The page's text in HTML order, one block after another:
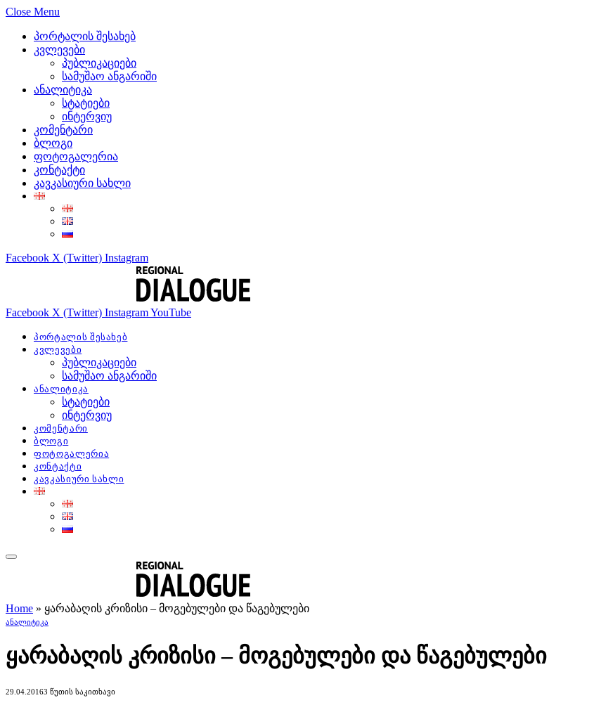
Close Menu
პორტალის შესახებ
კვლევები
პუბლიკაციები
სამუშაო ანგარიში
ანალიტიკა
სტატიები
ინტერვიუ
კომენტარი
ბლოგი
ფოტოგალერია
კონტაქტი
კავკასიური სახლი
Facebook X (Twitter) Instagram
Facebook X (Twitter) InstagramYouTube
პორტალის შესახებ
კვლევები
პუბლიკაციები
სამუშაო ანგარიში
ანალიტიკა
სტატიები
ინტერვიუ
კომენტარი
ბლოგი
ფოტოგალერია
კონტაქტი
კავკასიური სახლი
Home » ყარაბაღის კრიზისი – მოგებულები და წაგებულები
ᲐᲜᲐᲚᲘᲢᲘᲙᲐ
ყარაბაღის კრიზისი – მოგებულები და წაგებულები
29.04.20163 ᲬᲣᲗᲘᲡ ᲡᲐᲙᲘᲗᲮᲐᲕᲘ